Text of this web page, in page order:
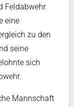
Feldabwehr.
eine
zu den
seine
sich
Mannschaft